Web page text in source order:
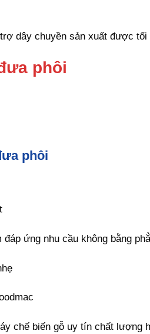
dây chuyền sản xuất được
phôi
phôi
ứng nhu cầu không bằng
chế biến gỗ uy tín chất lượng